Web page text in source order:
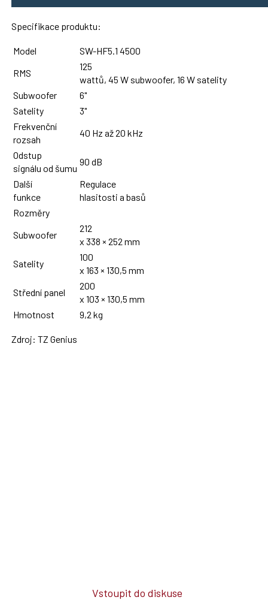
Specifikace produktu:
Model
SW-HF5.1 4500
RMS
125
wattů, 45 W subwoofer, 16 W satelity
Subwoofer
6"
Satelity
3"
Frekvenční
rozsah
40 Hz až 20 kHz
Odstup
signálu od šumu
90 dB
Další
funkce
Regulace
hlasitosti a basů
Rozměry
Subwoofer
212
x 338 × 252 mm
Satelity
100
x 163 × 130,5 mm
Střední panel
200
x 103 × 130,5 mm
Hmotnost
9,2 kg
Zdroj: TZ Genius
Vstoupit do diskuse